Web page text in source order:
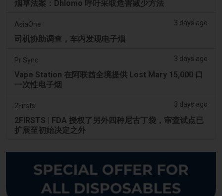
烟草法案：Dhlomo 呼吁采取危害减少方法
AsiaOne 3 days ago
司机协助调查，车内发现电子烟
Pr Sync 3 days ago
Vape Station 在阿联酋全境提供 Lost Mary 15,000 口
一次性电子烟
2Firsts 3 days ago
2FIRSTS | FDA 授权了另外四种尼古丁袋，审查试点已
扩展至初始决定之外